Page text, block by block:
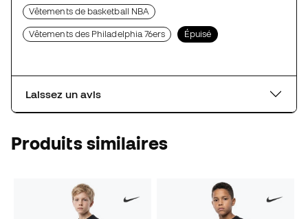
Vêtements de basketball NBA
Vêtements des Philadelphia 76ers Épuisé
Laissez un avis
Produits similaires